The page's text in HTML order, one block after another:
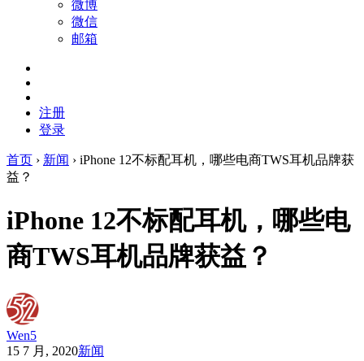
微博
微信
邮箱
注册
登录
首页 › 新闻 › iPhone 12不标配耳机，哪些电商TWS耳机品牌获
益？
iPhone 12不标配耳机，哪些电
商TWS耳机品牌获益？
Wen5
15 7 月, 2020新闻